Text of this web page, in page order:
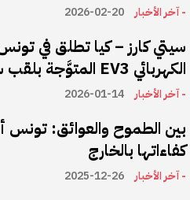
- آخر الأخبار 2026-02-20
سيتي كارز – كيا تطلق في تونس
الكهربائي EV3 المتوَّجة بلقب سيارة العام عالميًا
- آخر الأخبار 2026-01-14
بين الطموح والعوائق: تونس
كفاءاتها بالخارج
- آخر الأخبار 2025-12-26